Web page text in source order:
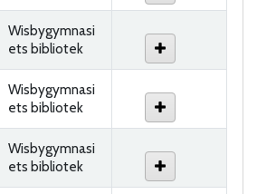
Wisbygymnasi
ets bibliotek
Wisbygymnasi
ets bibliotek
Wisbygymnasi
ets bibliotek